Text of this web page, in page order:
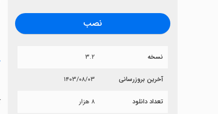
نصب
نسخه ۳.۲
آخرین بروزرسانی ۱۴۰۳/۰۸/۰۳
تعداد دانلود ۸ هزار